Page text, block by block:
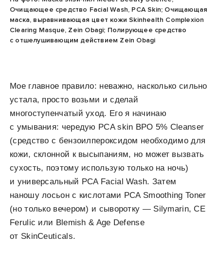
Очищающее средство Facial Wash, PCA Skin; Очищающая
маска, выравнивающая цвет кожи Skinhealth Complexion
Clearing Masque, Zein Obagi; Полирующее средство
с отшелушивающим действием Zein Obagi
Мое главное правило: неважно, насколько сильно
устала, просто возьми и сделай
многоступенчатый уход. Его я начинаю
с умывания: чередую PCA skin BPO 5% Cleanser
(средство с бензоилпероксидом необходимо для
кожи, склонной к высыпаниям, но может вызвать
сухость, поэтому использую только на ночь)
и универсальный PCA Facial Wash. Затем
наношу лосьон с кислотами PCA Smoothing Toner
(но только вечером) и сыворотку — Silymarin, CE
Ferulic или Blemish & Age Defense
от SkinCeuticals.